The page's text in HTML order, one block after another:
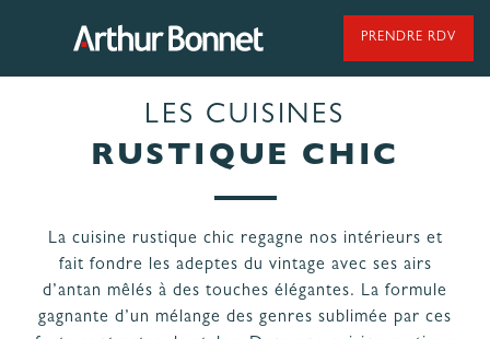
NOS MODÈLES DE CUISINES
NOS CUISINES FABRIQUÉES EN VENDÉE
PRENDRE RDV
LES CUISINES
RUSTIQUE CHIC
La cuisine rustique chic regagne nos intérieurs et
fait fondre les adeptes du vintage avec ses airs
d’antan mêlés à des touches élégantes. La formule
gagnante d’un mélange des genres sublimée par ces